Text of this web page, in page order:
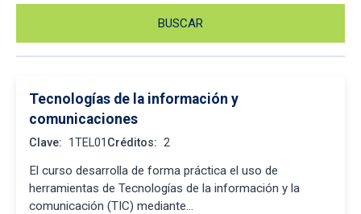
Tecnologías de la información y
comunicaciones
Clave: 1TEL01 Créditos: 2
El curso desarrolla de forma práctica el uso de
herramientas de Tecnologías de la información y la
comunicación (TIC) mediante…